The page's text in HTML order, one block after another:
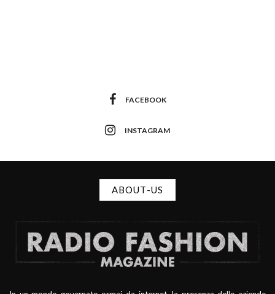
FACEBOOK
INSTAGRAM
ABOUT-US